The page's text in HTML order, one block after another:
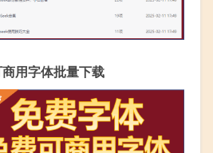
用字体批量下载